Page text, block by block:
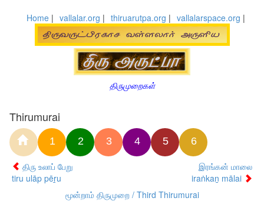
Home | vallalar.org | thiruarutpa.org | vallalarspace.org |
திருமுறைகள்
Thirumurai
1 2 3 4 5 6
திரு உலாப் பேறு
tiru ulāp pēṟu
இரங்கன் மாலை
iraṅkaṉ mālai
மூன்றாம் திருமுறை / Third Thirumurai